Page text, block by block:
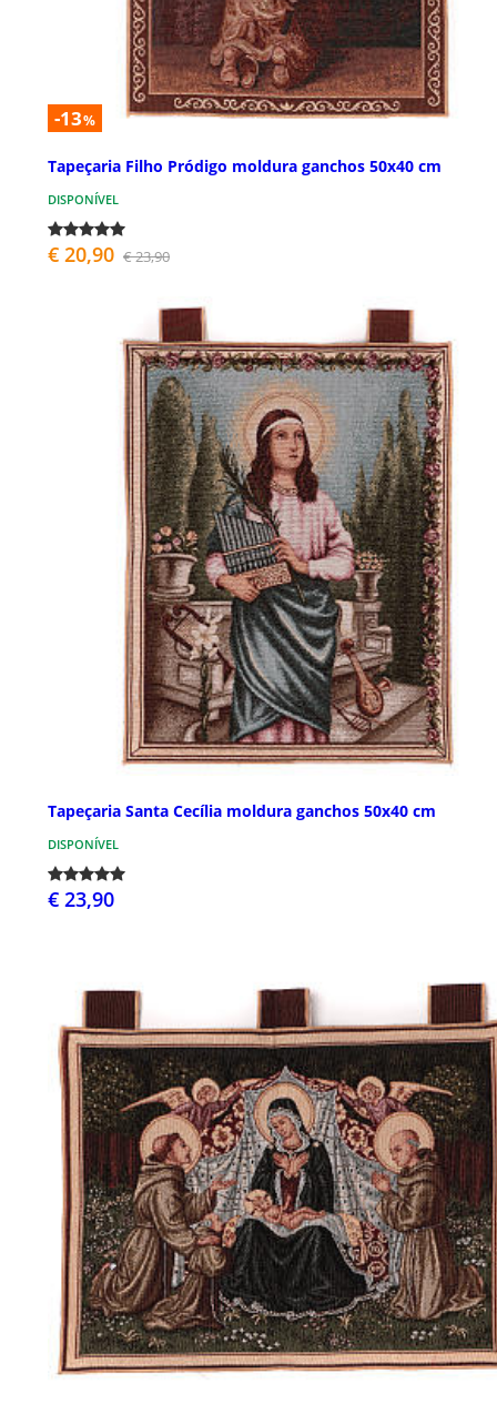
-13%
Tapeçaria Filho Pródigo moldura ganchos 50x40 cm
DISPONÍVEL
€ 20,90 € 23,90
Tapeçaria Santa Cecília moldura ganchos 50x40 cm
DISPONÍVEL
€ 23,90